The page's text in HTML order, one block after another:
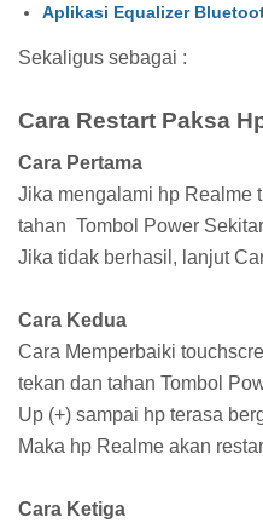
Aplikasi Equalizer
Sekaligus sebagai :
Cara Restart Paksa
Cara Pertama
Jika mengalami hp Realme
tahan Tombol Power
Jika tidak berhasil, lanjut
Cara Kedua
Cara Memperbaiki
tekan dan tahan Tombol
Up (+) sampai hp terasa
Maka hp Realme akan
Cara Ketiga